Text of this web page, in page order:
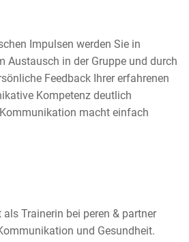
Impulsen werden Sie in
Austausch in der Gruppe und durch
Feedback Ihrer erfahrenen
Kompetenz deutlich
macht einfach
Trainerin bei peren & partner
und Gesundheit.